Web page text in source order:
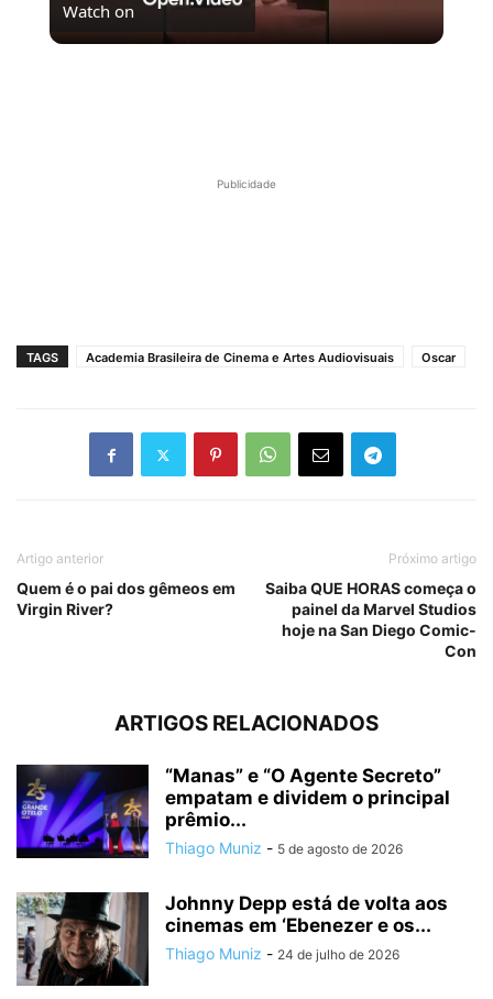
Video
Watch on
Publicidade
TAGS Academia Brasileira de Cinema e Artes Audiovisuais Oscar
Artigo anterior
Quem é o pai dos gêmeos em
Virgin River?
Próximo artigo
Saiba QUE HORAS começa o
painel da Marvel Studios
hoje na San Diego Comic-
Con
ARTIGOS RELACIONADOS
“Manas” e “O Agente Secreto”
empatam e dividem o principal
prêmio...
Thiago Muniz - 5 de agosto de 2026
Johnny Depp está de volta aos
cinemas em ‘Ebenezer e os...
Thiago Muniz - 24 de julho de 2026